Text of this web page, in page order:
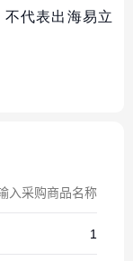
代表出海易立